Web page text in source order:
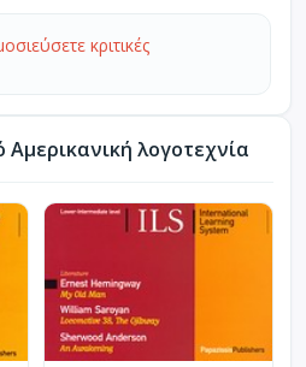
κριτικές
λογοτεχνία